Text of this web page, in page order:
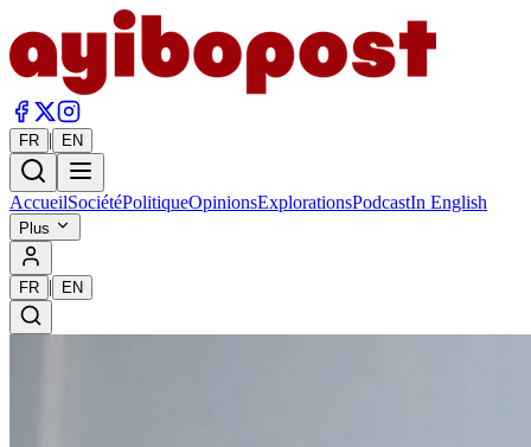
FR | EN
AccueilSociétéPolitiqueOpinionsExplorationsPodcastIn English
Plus
FR | EN